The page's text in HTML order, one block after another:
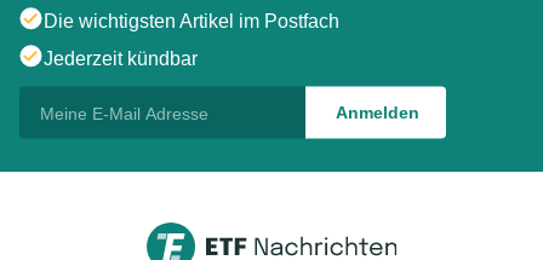
Die wichtigsten Artikel im Postfach
Jederzeit kündbar